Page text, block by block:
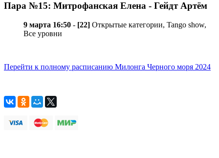
Пара №15: Митрофанская Елена - Гейдт Артём
9 марта 16:50 - [22] Открытые категории, Tango show,
Все уровни
Перейти к полному расписанию Милонга Черного моря 2024